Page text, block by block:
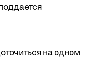
на одном